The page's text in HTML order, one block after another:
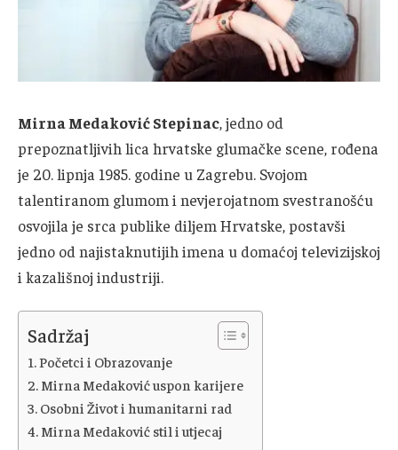
Mirna Medaković Stepinac, jedno od
prepoznatljivih lica hrvatske glumačke scene, rođena
je 20. lipnja 1985. godine u Zagrebu. Svojom
talentiranom glumom i nevjerojatnom svestranošću
osvojila je srca publike diljem Hrvatske, postavši
jedno od najistaknutijih imena u domaćoj televizijskoj
i kazališnoj industriji.
Sadržaj
Početci i Obrazovanje
Mirna Medaković uspon karijere
Osobni Život i humanitarni rad
Mirna Medaković stil i utjecaj